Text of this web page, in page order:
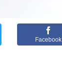
Facebook